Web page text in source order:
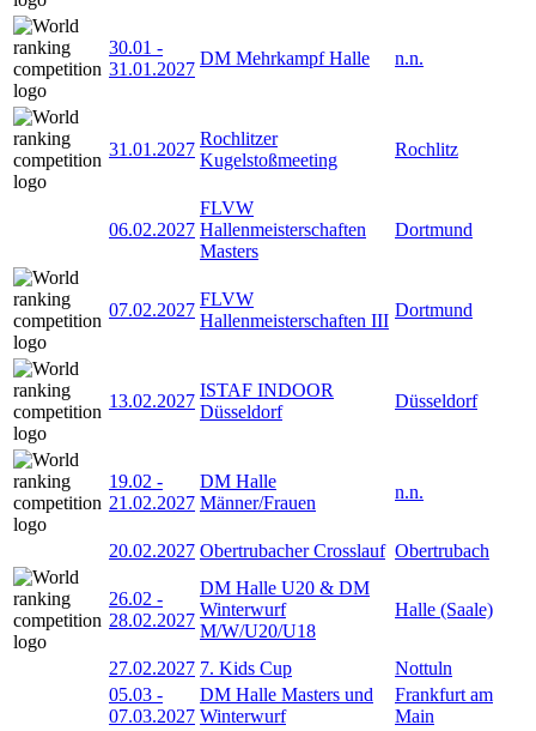
30.01 -
31.01.2027
DM Mehrkampf Halle n.n.
31.01.2027
Rochlitzer
Kugelstoßmeeting
Rochlitz
06.02.2027
FLVW
Hallenmeisterschaften
Masters
Dortmund
07.02.2027
FLVW
Hallenmeisterschaften III
Dortmund
13.02.2027
ISTAF INDOOR
Düsseldorf
Düsseldorf
19.02 -
21.02.2027
DM Halle
Männer/Frauen
n.n.
20.02.2027 Obertrubacher Crosslauf Obertrubach
26.02 -
28.02.2027
DM Halle U20 & DM
Winterwurf
M/W/U20/U18
Halle (Saale)
27.02.2027 7. Kids Cup
Nottuln
05.03 -
07.03.2027
DM Halle Masters und
Winterwurf
Frankfurt am
Main